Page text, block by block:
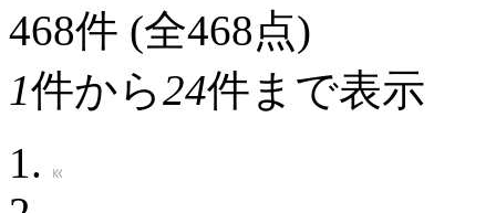
468件 (全468点)
1件から24件まで表示